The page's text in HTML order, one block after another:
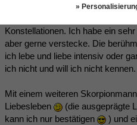
Ich denke, es kommt wirklich
Konstellationen. Ich habe ein
aber gerne verstecke. Die
ich lebe und liebe intensiv oder
ich nicht und will ich nicht kennen.
Mit einem weiteren
Liebesleben
(die ausgeprägte
kann ich nur bestätigen
) und
»